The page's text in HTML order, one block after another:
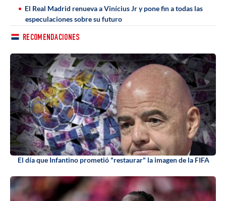
El Real Madrid renueva a Vinícius Jr y pone fin a todas las
especulaciones sobre su futuro
RECOMENDACIONES
El día que Infantino prometió "restaurar" la imagen de la FIFA